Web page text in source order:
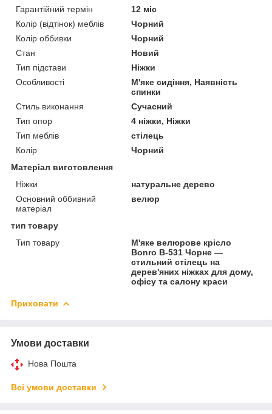
Гарантійний термін
12 міс
Колір (відтінок) меблів
Чорний
Колір оббивки
Чорний
Стан
Новий
Тип підстави
Ніжки
Особливості
М'яке сидіння, Наявність
спинки
Стиль виконання
Сучасний
Тип опор
4 ніжки, Ніжки
Тип меблів
стілець
Колір
Чорний
Матеріал виготовлення
Ніжки
натуральне дерево
Основний оббивний
матеріал
велюр
тип товару
Тип товару
М'яке велюрове крісло
Bonro B-531 Чорне —
стильний стілець на
дерев'яних ніжках для дому,
офісу та салону краси
Приховати
Умови доставки
Нова Пошта
Всі умови доставки